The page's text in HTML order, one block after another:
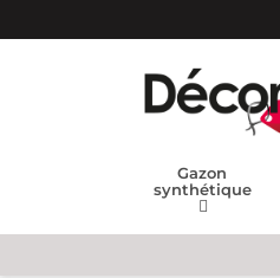
Gazon
synthétique